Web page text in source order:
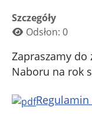
Szczegóły
Odsłon: 0
Zapraszamy do
Naboru na rok